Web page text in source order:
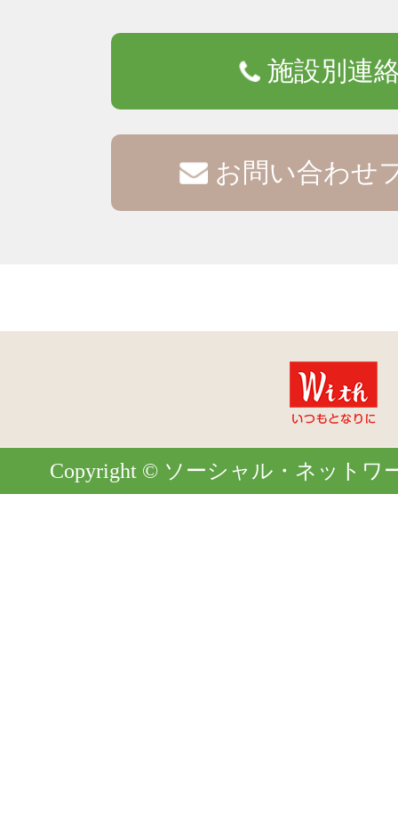
施設別連
お問い合わせ
Copyright © ソーシャル・ネットワ